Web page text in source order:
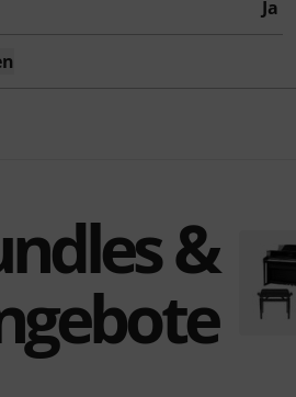
Ja
&